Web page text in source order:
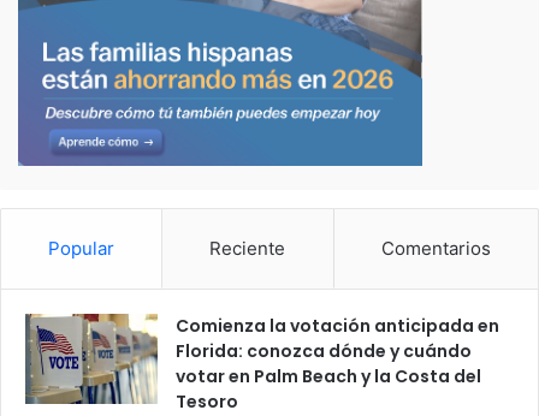
Popular Reciente Comentarios
Comienza la votación anticipada en
Florida: conozca dónde y cuándo
votar en Palm Beach y la Costa del
Tesoro